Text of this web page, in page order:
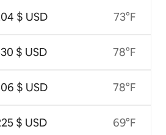
$ USD
$ USD
$ USD
$ USD
73°F
78°F
78°F
69°F